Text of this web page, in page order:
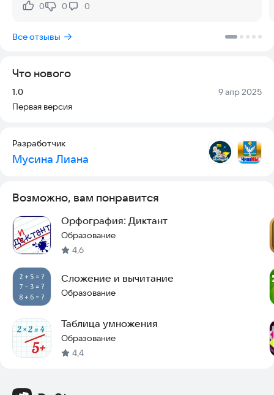
Нравится:
0Не нравится:
0 0
Все отзывы
Что нового
Версия:
1.0 Дата:
9 апр 2025
Первая версия
Разработчик
Мусина Лиана
Возможно, вам понравится
Орфография: Диктант
Образование
4,6
Сложение и вычитание
Образование
Таблица умножения
Образование
4,4